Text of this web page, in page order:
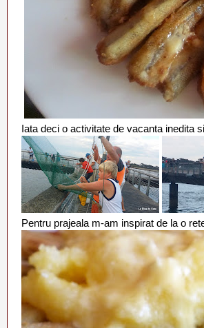
Iata deci o activitate de vacanta inedita
Pentru prajeala m-am inspirat de la o